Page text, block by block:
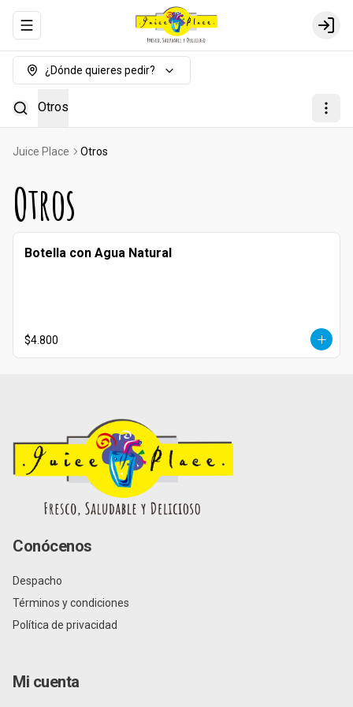
Abrir menu de navegación Login
¿Dónde quieres pedir?
Otros
Juice Place Otros
Otros
Botella con Agua Natural
$4.800
Conócenos
Despacho
Términos y condiciones
Política de privacidad
Mi cuenta